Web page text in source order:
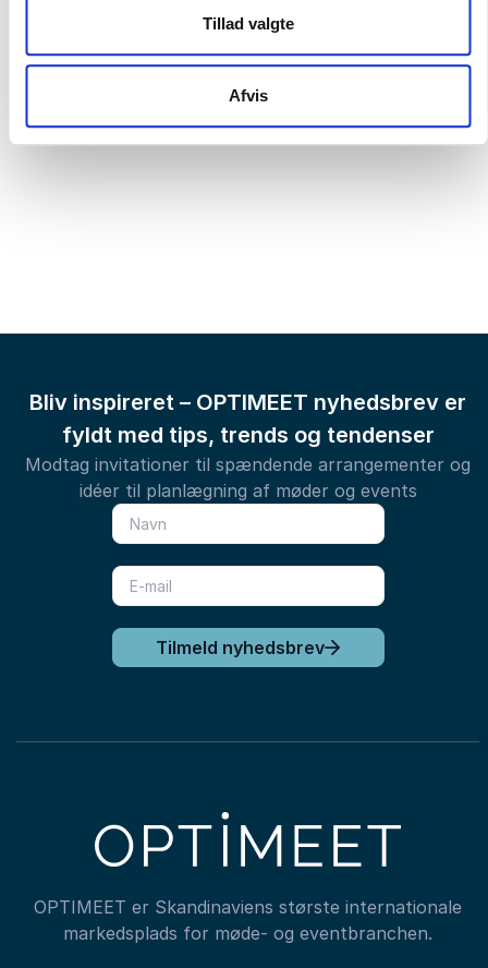
Tillad valgte
Afvis
Bliv inspireret – OPTIMEET nyhedsbrev er
fyldt med tips, trends og tendenser
Modtag invitationer til spændende arrangementer og
idéer til planlægning af møder og events
Tilmeld nyhedsbrev
OPTIMEET er Skandinaviens største internationale
markedsplads for møde- og eventbranchen.